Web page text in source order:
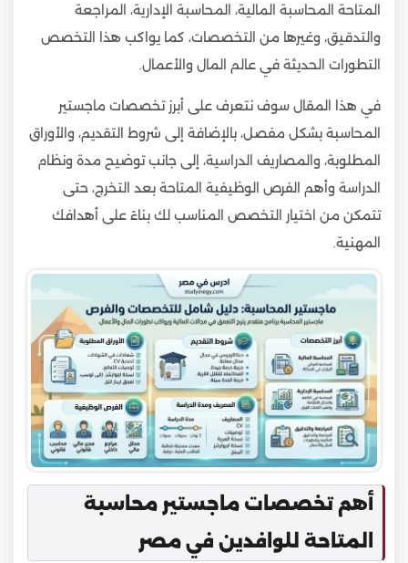
المتاحة المحاسبة المالية، المحاسبة الإدارية، المراجعة
والتدقيق، وغيرها من التخصصات، كما يواكب هذا التخصص
التطورات الحديثة في عالم المال والأعمال.
في هذا المقال سوف نتعرف على أبرز تخصصات ماجستير
المحاسبة بشكل مفصل، بالإضافة إلى شروط التقديم، والأوراق
المطلوبة، والمصاريف الدراسية، إلى جانب توضيح مدة ونظام
الدراسة وأهم الفرص الوظيفية المتاحة بعد التخرج، حتى
تتمكن من اختيار التخصص المناسب لك بناءً على أهدافك
المهنية.
أهم تخصصات ماجستير محاسبة
المتاحة للوافدين في مصر